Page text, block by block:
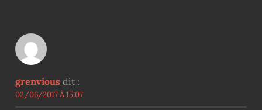
grenvious dit :
02/06/2017 À 15:07